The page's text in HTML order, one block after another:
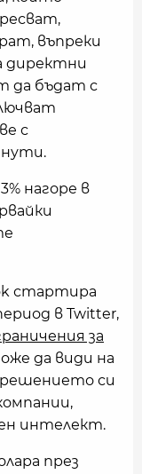
въпреки
директни
да бъдат с
с
нагоре в
стартира
в Twitter,
за
да види на
си
интелект.
през